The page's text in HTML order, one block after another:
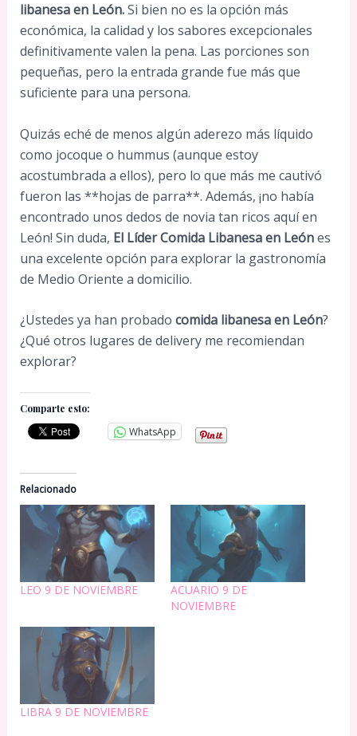
libanesa en León.Si bien no es la opción más
económica, la calidad y los sabores excepcionales
definitivamente valen la pena. Las porciones son
pequeñas, pero la entrada grande fue más que
suficiente para una persona.
Quizás eché de menos algún aderezo más líquido
como jocoque o hummus (aunque estoy
acostumbrada a ellos), pero lo que más me cautivó
fueron las **hojas de parra**. Además, ¡no había
encontrado unos dedos de novia tan ricos aquí en
León! Sin duda, El Líder Comida Libanesa en Leónes
una excelente opción para explorar la gastronomía
de Medio Oriente a domicilio.
¿Ustedes ya han probado comida libanesa en León?
¿Qué otros lugares de delivery me recomiendan
explorar?
Comparte esto:
WhatsApp
Relacionado
LEO 9 DE NOVIEMBRE
ACUARIO 9 DE
NOVIEMBRE
LIBRA 9 DE NOVIEMBRE